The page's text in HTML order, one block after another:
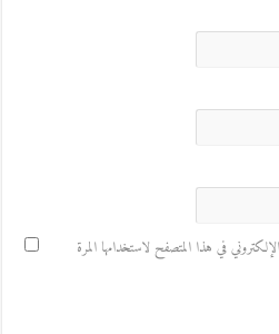
في هذا المتصفح لاستخدامها المرة